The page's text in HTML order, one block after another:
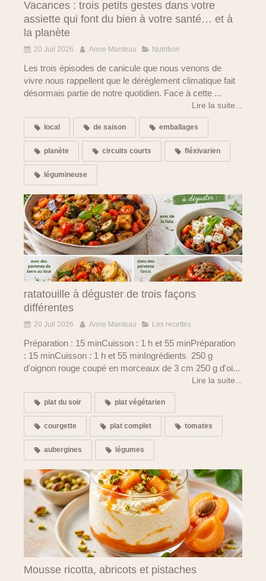
Vacances : trois petits gestes dans votre
assiette qui font du bien à votre santé… et à
la planète
20 Juil 2026 Anne Manteau Nutrition
Les trois épisodes de canicule que nous venons de
vivre nous rappellent que le dérèglement climatique fait
désormais partie de notre quotidien. Face à cette ...
Lire la suite...
local de saison emballages
planète circuits courts fléxivarien
légumineuse
ratatouille à déguster de trois façons
différentes
20 Juil 2026 Anne Manteau Les recettes
Préparation : 15 minCuisson : 1 h et 55 minPréparation
: 15 minCuisson : 1 h et 55 minIngrédients 250 g
d'oignon rouge coupé en morceaux de 3 cm 250 g d'oi...
Lire la suite...
plat du soir plat végétarien
courgette plat complet tomates
aubergines légumes
Mousse ricotta, abricots et pistaches